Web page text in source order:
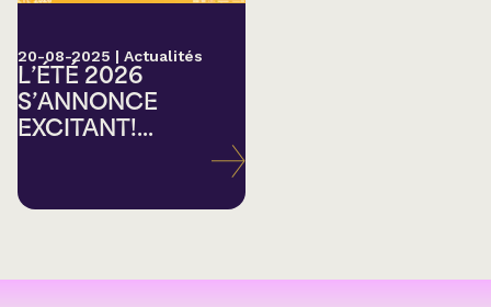
20-08-2025 | Actualités
L’ÉTÉ 2026
S’ANNONCE
EXCITANT!...